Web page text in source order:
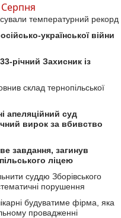
Серпня
температурний рекорд
української війни
річний Захисник із
склад тернопільської
апеляційний суд
вирок за вбивство
завдання, загинув
ліцею
суддю Зборівського
порушення
будуватиме фірма, яка
провадженні